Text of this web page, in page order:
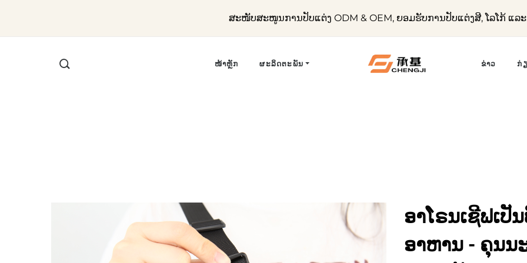
ສະໜັບສະໜູນການປັບແຕ່ງ ODM & OEM, ຍອມຮັບການປັບແຕ່ງສີ, ໂລໂກ້ ແລ
ໜ້າຫຼັກ ຜະລິດຕະພັນ ຂ່າວ ກ່
ອາໂຣນເຊີຟເປັ
ອາຫານ - ຄຸນນ